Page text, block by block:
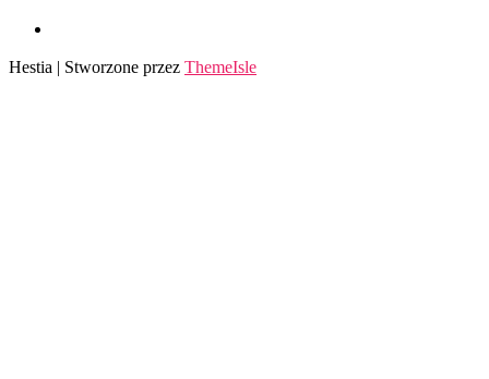
Hestia | Stworzone przez ThemeIsle